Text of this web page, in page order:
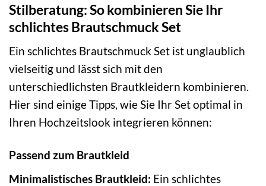
Stilberatung: So kombinieren Sie Ihr
schlichtes Brautschmuck Set
Ein schlichtes Brautschmuck Set ist unglaublich
vielseitig und lässt sich mit den
unterschiedlichsten Brautkleidern kombinieren.
Hier sind einige Tipps, wie Sie Ihr Set optimal in
Ihren Hochzeitslook integrieren können:
Passend zum Brautkleid
Minimalistisches Brautkleid: Ein schlichtes